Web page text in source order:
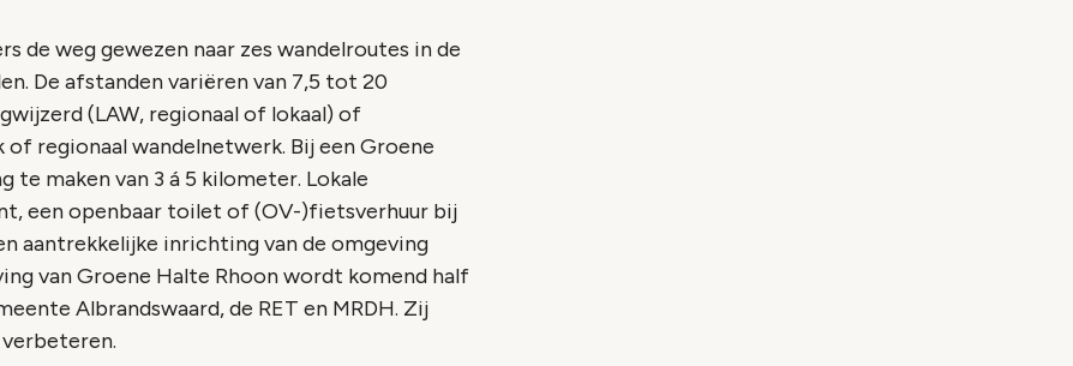
weg gewezen naar zes wandelroutes in de
De afstanden variëren van 7,5 tot 20
(LAW, regionaal of lokaal) of
regionaal wandelnetwerk. Bij een Groene
te maken van 3 á 5 kilometer. Lokale
een openbaar toilet of (OV-)fietsverhuur bij
aantrekkelijke inrichting van de omgeving
van Groene Halte Rhoon wordt komend half
Albrandswaard, de RET en MRDH. Zij